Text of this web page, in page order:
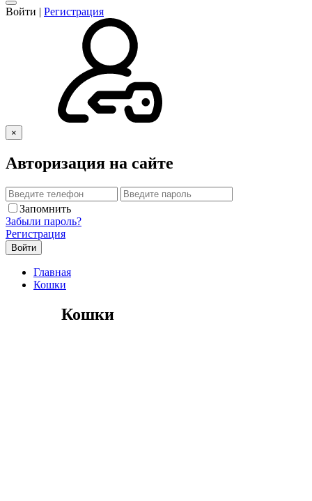
Войти | Регистрация
×
Авторизация на сайте
Запомнить
Забыли пароль?
Регистрация
Главная
Кошки
Кошки